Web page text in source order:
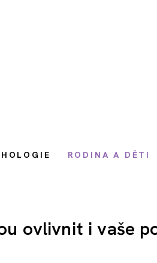
RODINA A DĚTI
ovlivnit i vaše